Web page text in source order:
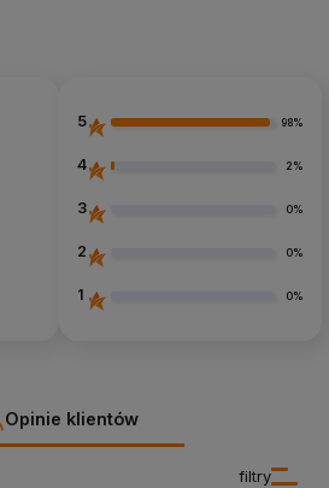
5 98%
4 2%
3 0%
2 0%
1 0%
Opinie klientów
filtry